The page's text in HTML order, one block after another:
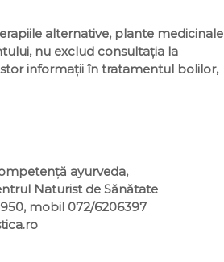
alternative, plante medicinale
nu exclud consultația la
informații în tratamentul bolilor,
ayurveda,
Naturist de Sănătate
mobil 072/6206397